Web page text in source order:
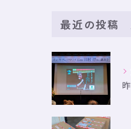
最近の投稿